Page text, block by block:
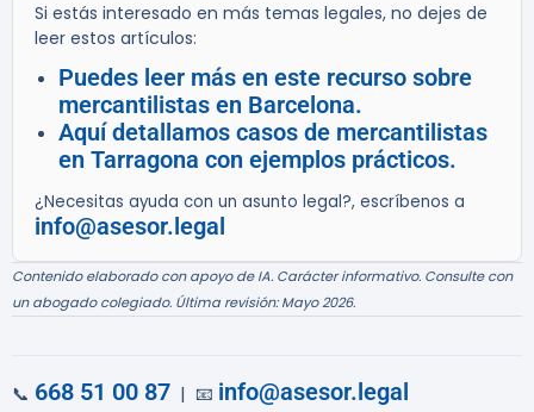
Si estás interesado en más temas legales, no dejes de
leer estos artículos:
Puedes leer más en este recurso sobre
mercantilistas en Barcelona.
Aquí detallamos casos de mercantilistas
en Tarragona con ejemplos prácticos.
¿Necesitas ayuda con un asunto legal?, escríbenos a
info@asesor.legal
Contenido elaborado con apoyo de IA. Carácter informativo. Consulte con
un abogado colegiado. Última revisión: Mayo 2026.
📞 668 51 00 87 | 📧 info@asesor.legal